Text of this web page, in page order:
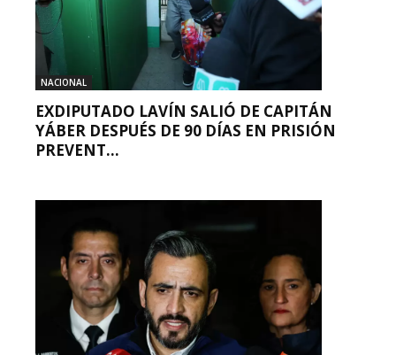
NACIONAL
EXDIPUTADO LAVÍN SALIÓ DE CAPITÁN
YÁBER DESPUÉS DE 90 DÍAS EN PRISIÓN
PREVENT...